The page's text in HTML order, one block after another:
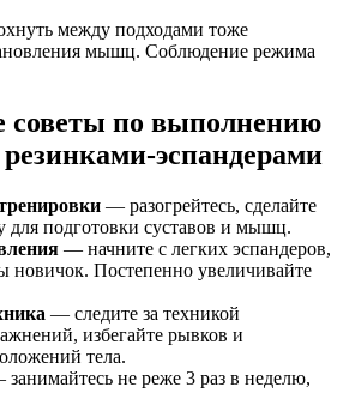
между подходами тоже
мышц. Соблюдение режима
советы по выполнению
эспандерами
— разогрейтесь, сделайте
для подготовки суставов и мышц.
— начните с легких эспандеров,
новичок. Постепенно увеличивайте
— следите за техникой
избегайте рывков и
тела.
не реже 3 раз в неделю,